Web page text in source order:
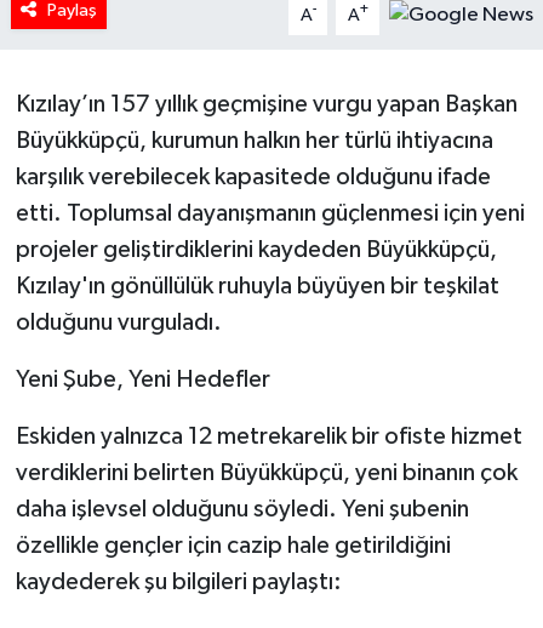
Paylaş A- A+
Kızılay’ın 157 yıllık geçmişine vurgu yapan Başkan
Büyükküpçü, kurumun halkın her türlü ihtiyacına
karşılık verebilecek kapasitede olduğunu ifade
etti. Toplumsal dayanışmanın güçlenmesi için yeni
projeler geliştirdiklerini kaydeden Büyükküpçü,
Kızılay'ın gönüllülük ruhuyla büyüyen bir teşkilat
olduğunu vurguladı.
Yeni Şube, Yeni Hedefler
Eskiden yalnızca 12 metrekarelik bir ofiste hizmet
verdiklerini belirten Büyükküpçü, yeni binanın çok
daha işlevsel olduğunu söyledi. Yeni şubenin
özellikle gençler için cazip hale getirildiğini
kaydederek şu bilgileri paylaştı:
RESMİ İLANLAR
SAĞLIK
Spor
Tarihi Yapılarımız
Yerel
İletişim